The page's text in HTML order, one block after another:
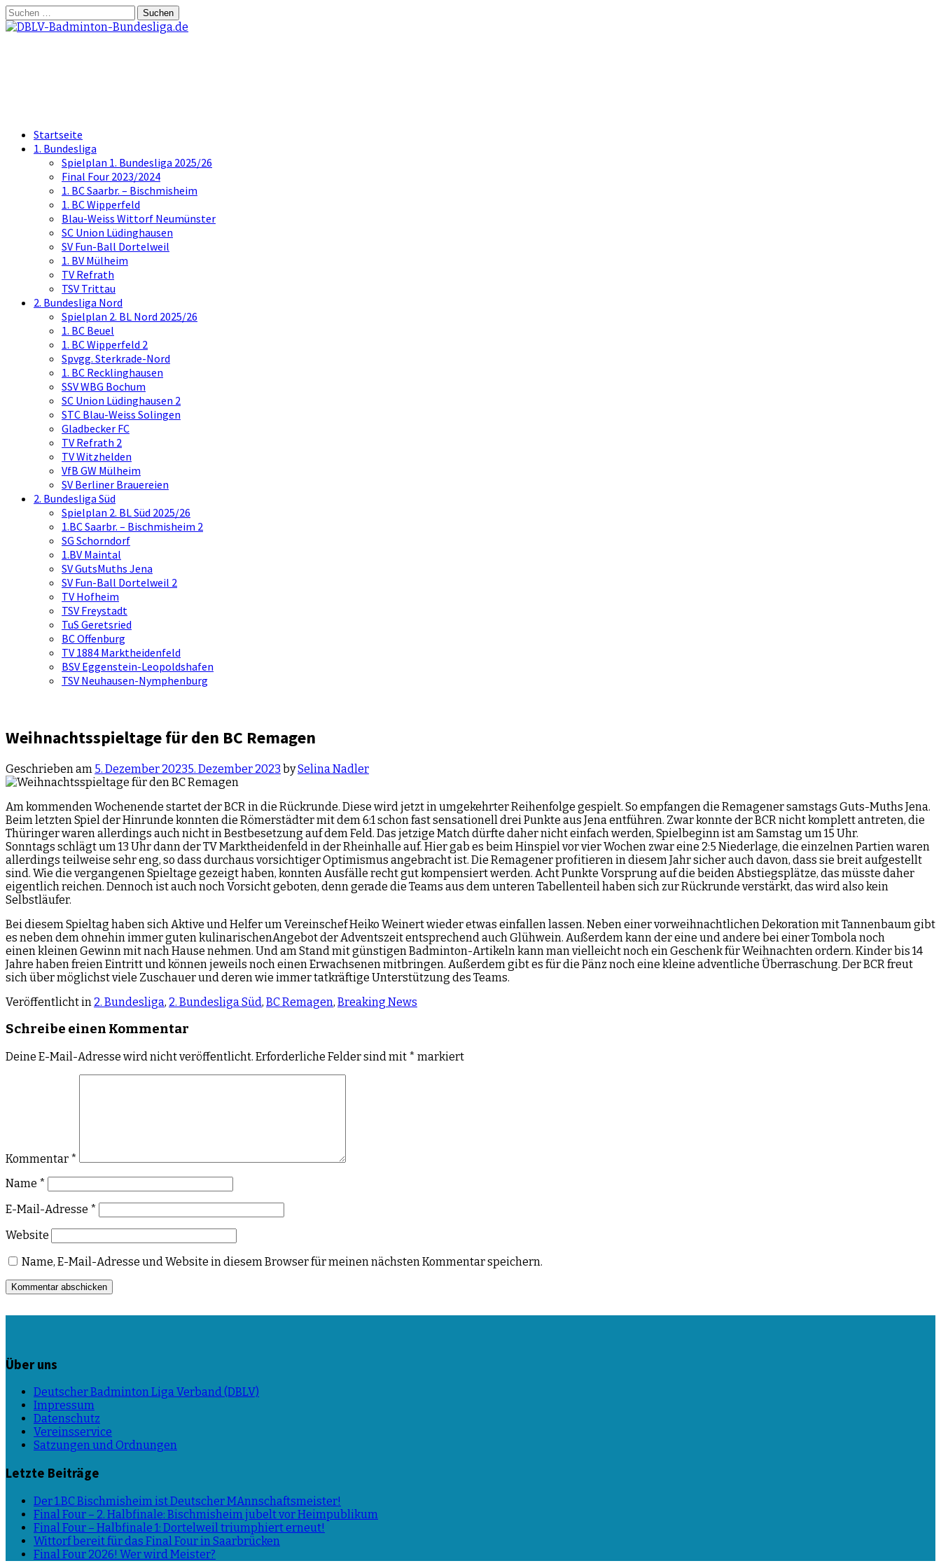
Springe
zum
Suchen
nach:
Startseite
1. Bundesliga
Spielplan 1. Bundesliga 2025/26
Final Four 2023/2024
1. BC Saarbr. – Bischmisheim
1. BC Wipperfeld
Blau-Weiss Wittorf Neumünster
SC Union Lüdinghausen
SV Fun-Ball Dortelweil
1. BV Mülheim
TV Refrath
TSV Trittau
2. Bundesliga Nord
Spielplan 2. BL Nord 2025/26
1. BC Beuel
1. BC Wipperfeld 2
Spvgg. Sterkrade-Nord
1. BC Recklinghausen
SSV WBG Bochum
SC Union Lüdinghausen 2
STC Blau-Weiss Solingen
Gladbecker FC
TV Refrath 2
TV Witzhelden
VfB GW Mülheim
SV Berliner Brauereien
2. Bundesliga Süd
Spielplan 2. BL Süd 2025/26
1.BC Saarbr. – Bischmisheim 2
SG Schorndorf
1.BV Maintal
SV GutsMuths Jena
SV Fun-Ball Dortelweil 2
TV Hofheim
TSV Freystadt
TuS Geretsried
BC Offenburg
TV 1884 Marktheidenfeld
BSV Eggenstein-Leopoldshafen
TSV Neuhausen-Nymphenburg
Weihnachtsspieltage für den BC Remagen
Geschrieben am 5. Dezember 20235. Dezember 2023 bySelina Nadler
Am kommenden Wochenende startet der BCR in die Rückrunde. Diese wird jetzt in umgekehrter Reihenfolge gespielt. So empfangen die Remagener samstags Guts-Muths Jena.
Beim letzten Spiel der Hinrunde konnten die Römerstädter mit dem 6:1 schon fast sensationell drei Punkte aus Jena entführen. Zwar konnte der BCR nicht komplett antreten, die
Thüringer waren allerdings auch nicht in Bestbesetzung auf dem Feld. Das jetzige Match dürfte daher nicht einfach werden, Spielbeginn ist am Samstag um 15 Uhr.
Sonntags schlägt um 13 Uhr dann der TV Marktheidenfeld in der Rheinhalle auf. Hier gab es beim Hinspiel vor vier Wochen zwar eine 2:5 Niederlage, die einzelnen Partien waren
allerdings teilweise sehr eng, so dass durchaus vorsichtiger Optimismus angebracht ist. Die Remagener profitieren in diesem Jahr sicher auch davon, dass sie breit aufgestellt
sind. Wie die vergangenen Spieltage gezeigt haben, konnten Ausfälle recht gut kompensiert werden. Acht Punkte Vorsprung auf die beiden Abstiegsplätze, das müsste daher
eigentlich reichen. Dennoch ist auch noch Vorsicht geboten, denn gerade die Teams aus dem unteren Tabellenteil haben sich zur Rückrunde verstärkt, das wird also kein
Selbstläufer.
Bei diesem Spieltag haben sich Aktive und Helfer um Vereinschef Heiko Weinert wieder etwas einfallen lassen. Neben einer vorweihnachtlichen Dekoration mit Tannenbaum gibt
es neben dem ohnehin immer guten kulinarischenAngebot der Adventszeit entsprechend auch Glühwein. Außerdem kann der eine und andere bei einer Tombola noch
einen kleinen Gewinn mit nach Hause nehmen. Und am Stand mit günstigen Badminton-Artikeln kann man vielleicht noch ein Geschenk für Weihnachten ordern. Kinder bis 14
Jahre haben freien Eintritt und können jeweils noch einen Erwachsenen mitbringen. Außerdem gibt es für die Pänz noch eine kleine adventliche Überraschung. Der BCR freut
sich über möglichst viele Zuschauer und deren wie immer tatkräftige Unterstützung des Teams.
Veröffentlicht in 2. Bundesliga, 2. Bundesliga Süd, BC Remagen, Breaking News
Schreibe einen Kommentar
Deine E-Mail-Adresse wird nicht veröffentlicht. Erforderliche Felder sind mit * markiert
Kommentar *
Name *
E-Mail-Adresse *
Website
Name, E-Mail-Adresse und Website in diesem Browser für meinen nächsten Kommentar speichern.
Über uns
Deutscher Badminton Liga Verband (DBLV)
Impressum
Datenschutz
Vereinsservice
Satzungen und Ordnungen
Letzte Beiträge
Der 1.BC Bischmisheim ist Deutscher MAnnschaftsmeister!
Final Four – 2. Halbfinale: Bischmisheim jubelt vor Heimpublikum
Final Four – Halbfinale 1: Dortelweil triumphiert erneut!
Wittorf bereit für das Final Four in Saarbrücken
Final Four 2026! Wer wird Meister?